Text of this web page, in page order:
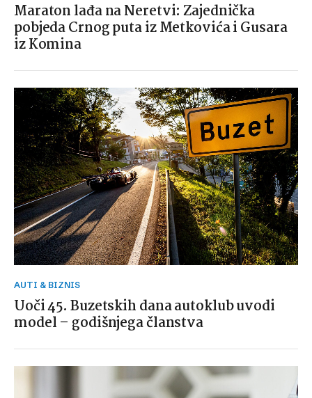
Maraton lađa na Neretvi: Zajednička
pobjeda Crnog puta iz Metkovića i Gusara
iz Komina
AUTI & BIZNIS
Uoči 45. Buzetskih dana autoklub uvodi
model – godišnjega članstva